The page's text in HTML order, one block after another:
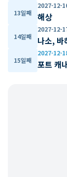
13일째
2027-12-
해상
14일째
2027-12-
나소, 바
15일째
2027-12-
포트 캐